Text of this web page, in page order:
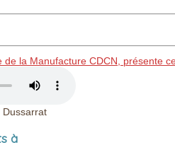
de la Manufacture CDCN, présente
Dussarrat
à